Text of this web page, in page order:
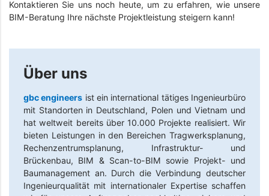
Kontaktieren Sie uns noch heute, um zu erfahren, wie unsere
BIM-Beratung Ihre nächste Projektleistung steigern kann!
Über uns
gbc engineers ist ein international tätiges Ingenieurbüro
mit Standorten in Deutschland, Polen und Vietnam und
hat weltweit bereits über 10.000 Projekte realisiert. Wir
bieten Leistungen in den Bereichen Tragwerksplanung,
Rechenzentrumsplanung, Infrastruktur- und
Brückenbau, BIM & Scan-to-BIM sowie Projekt- und
Baumanagement an. Durch die Verbindung deutscher
Ingenieurqualität mit internationaler Expertise schaffen